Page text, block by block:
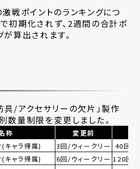
戦ポイントのランキングにつ
初期化されず、2週間の合計ポ
が算出されます。
/アクセサリーの欠片」製作
数量制限を変更しました。
称 変更前
キャラ帰属)
3回/ウィークリー 40回/
キャラ帰属)
6回/ウィークリー 120回/